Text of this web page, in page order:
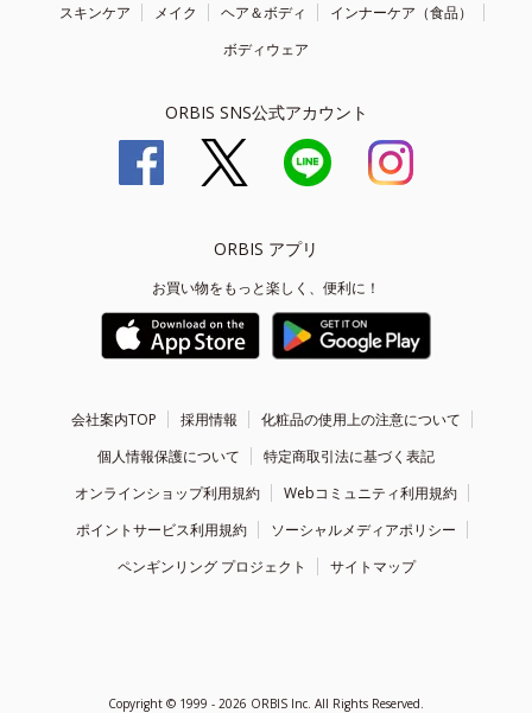
スキンケア メイク ヘア＆ボディ
インナーケア（食品）
ボディウェア
ORBIS SNS公式アカウント
ORBIS アプリ
お買い物をもっと楽しく、便利に！
会社案内TOP 採用情報
化粧品の使用上の注意について
個人情報保護について
特定商取引法に基づく表記
オンラインショップ利用規約
Webコミュニティ利用規約
ポイントサービス利用規約
ソーシャルメディアポリシー
ペンギンリング プロジェクト
サイトマップ
Copyright © 1999 - 2026 ORBIS Inc. All Rights Reserved.